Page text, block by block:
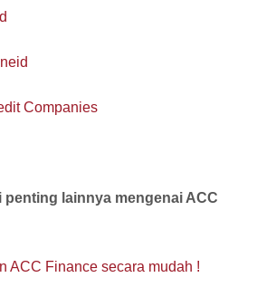
Companies
penting lainnya mengenai ACC
ACC Finance secara mudah !